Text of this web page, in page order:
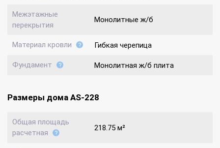
Межэтажные
перекрытия
Монолитные ж/б
Материал кровли Гибкая черепица
Фундамент Монолитная ж/б плита
Размеры дома AS-228
Общая площадь
расчетная
218.75 м²